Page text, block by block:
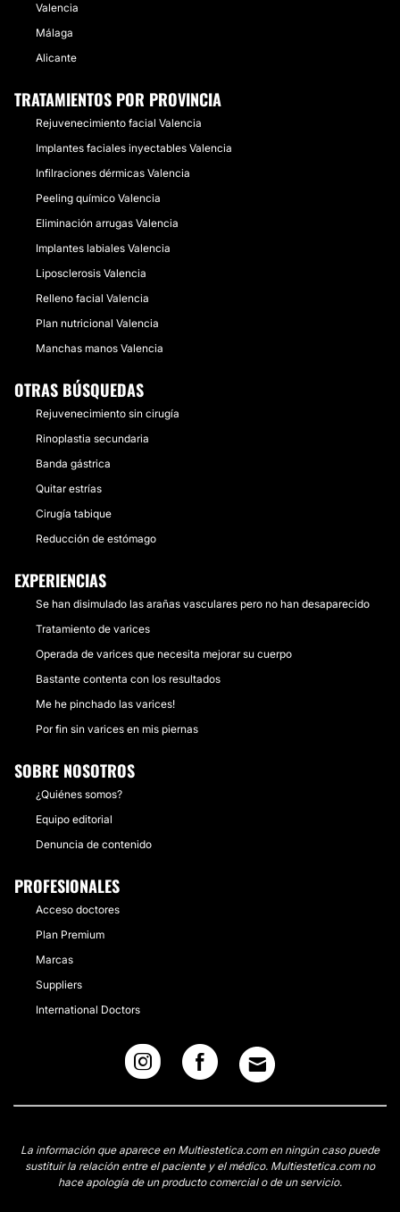
Valencia
Málaga
Alicante
TRATAMIENTOS POR PROVINCIA
Rejuvenecimiento facial Valencia
Implantes faciales inyectables Valencia
Infilraciones dérmicas Valencia
Peeling químico Valencia
Eliminación arrugas Valencia
Implantes labiales Valencia
Liposclerosis Valencia
Relleno facial Valencia
Plan nutricional Valencia
Manchas manos Valencia
OTRAS BÚSQUEDAS
Rejuvenecimiento sin cirugía
Rinoplastia secundaria
Banda gástrica
Quitar estrías
Cirugía tabique
Reducción de estómago
EXPERIENCIAS
Se han disimulado las arañas vasculares pero no han desaparecido
Tratamiento de varices
Operada de varices que necesita mejorar su cuerpo
Bastante contenta con los resultados
Me he pinchado las varices!
Por fin sin varices en mis piernas
SOBRE NOSOTROS
¿Quiénes somos?
Equipo editorial
Denuncia de contenido
PROFESIONALES
Acceso doctores
Plan Premium
Marcas
Suppliers
International Doctors
La información que aparece en Multiestetica.com en ningún caso puede
sustituir la relación entre el paciente y el médico. Multiestetica.com no
hace apología de un producto comercial o de un servicio.